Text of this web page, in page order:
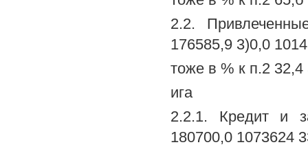
2.2.
176585,9 3)0,0 1014
тоже в % к п.2
ига
2.2.1. Кредит и
180700,0 1073624